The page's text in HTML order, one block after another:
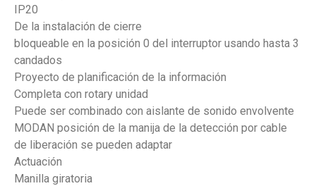
IP20
De la instalación de cierre
bloqueable en la posición 0 del interruptor usando hasta 3
candados
Proyecto de planificación de la información
Completa con rotary unidad
Puede ser combinado con aislante de sonido envolvente
MODAN posición de la manija de la detección por cable
de liberación se pueden adaptar
Actuación
Manilla giratoria